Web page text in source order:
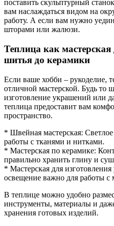
поставить скульптурный
вам наслаждаться видом на
работу. А если вам нужно
шторами или жалюзи.
Теплица как
шитья до керамики
Если ваше хобби – рукоделие,
отличной мастерской. Будь то
изготовление украшений или
теплица предоставит вам
пространство.
* Швейная мастерская:
работы с тканями и нитками.
* Мастерская по керамике:
правильно хранить глину и
* Мастерская для
освещение важно для работы с
В теплице можно удобно
инструменты, материалы и
хранения готовых изделий.